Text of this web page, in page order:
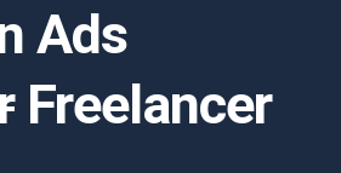
Ads
Freelancer